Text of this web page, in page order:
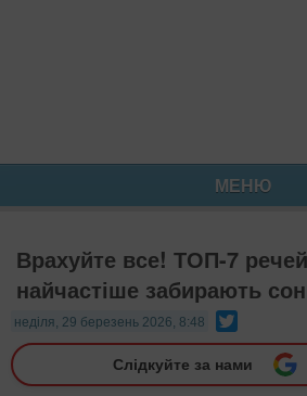
МЕНЮ
Врахуйте все! ТОП-7
найчастіше забирають сон
неділя, 29 березень 2026, 8:48
Слідкуйте за нами